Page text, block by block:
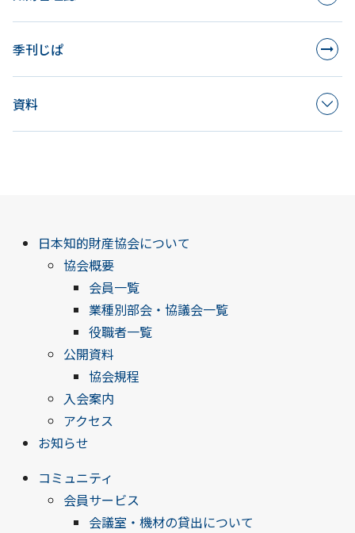
季刊じぱ
資料
日本知的財産協会について
協会概要
会員一覧
業種別部会・協議会一覧
役職者一覧
公開資料
協会規程
入会案内
アクセス
お知らせ
コミュニティ
会員サービス
会議室・機材の貸出について